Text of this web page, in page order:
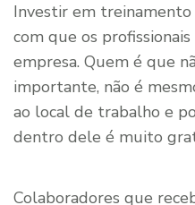
Investir em
com que os
empresa. Quem é que
importante, não é
ao local de trabalho e
dentro dele é muito
Colaboradores que